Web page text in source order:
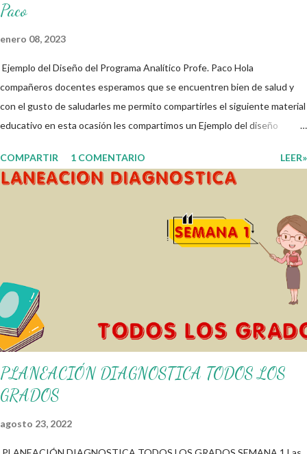
Paco
enero 08, 2023
Ejemplo del Diseño del Programa Analítico Profe. Paco Hola
compañeros docentes esperamos que se encuentren bien de salud y
con el gusto de saludarles me permito compartirles el siguiente material
educativo en esta ocasión les compartimos un Ejemplo del diseño
fortalecer los procesos de enseñanza y aprendizaje para que los
alumnos alcacen los niveles de logro educativo. Gracias por seguir a
diferentes materiales que hacen que todo esto sea posible,
recordándoles que nosotros solo los compartimos con fines educativos,
didácticos e informativos. ☺️ Obtén documento completo aquí 👇👇 👇
COMPARTIR 1 COMENTARIO LEER»
PLANEACIÓN DIAGNOSTICA TODOS LOS
GRADOS
agosto 23, 2022